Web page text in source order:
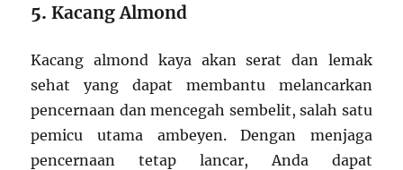
5.Kacang Almond
Kacang almond kaya akan serat dan lemak
sehat yang dapat membantu melancarkan
pencernaan dan mencegah sembelit, salah satu
pemicu utama ambeyen. Dengan menjaga
pencernaan tetap lancar, Anda dapat